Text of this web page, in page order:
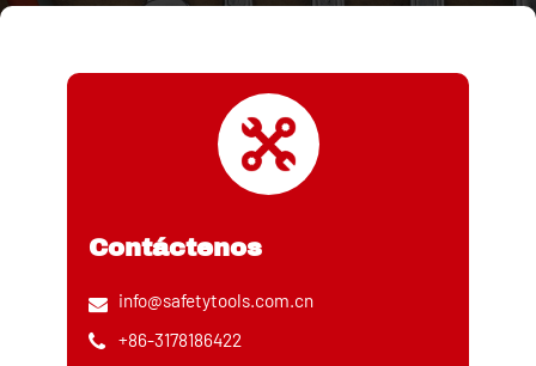
Contáctenos
info@safetytools.com.cn
+86-3178186422